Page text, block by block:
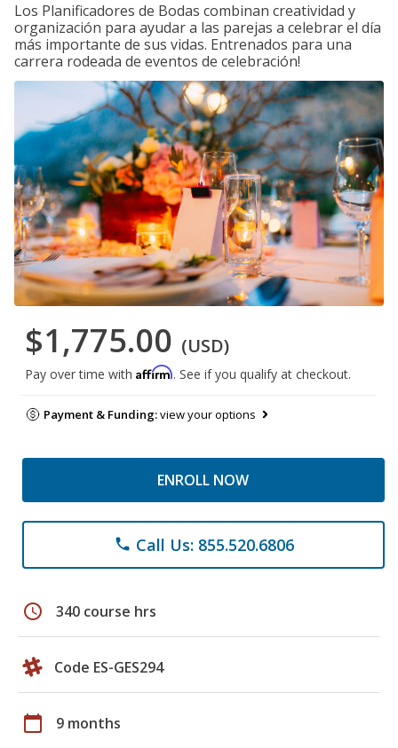
Los Planificadores de Bodas combinan creatividad y
organización para ayudar a las parejas a celebrar el día
más importante de sus vidas. Entrenados para una
carrera rodeada de eventos de celebración!
$1,775.00 (USD)
Pay over time with Affirm. See if you qualify at checkout.
Payment & Funding:view your options
ENROLL NOW
phone Call Us: 855.520.6806
schedule 340 course hrs
Code ES-GES294
calendar_today 9 months